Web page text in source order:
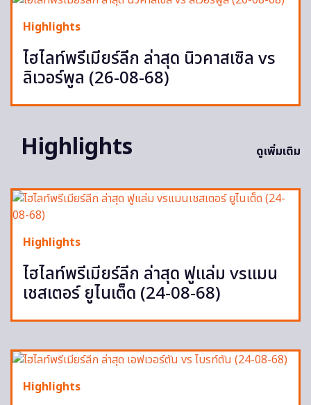
Highlights
ไฮไลท์พรีเมียร์ลีก ล่าสุด นิวคาสเซิล vs
ลิเวอร์พูล (26-08-68)
Highlights ดูเพิ่มเติม
Highlights
ไฮไลท์พรีเมียร์ลีก ล่าสุด ฟูแล่ม vsแมน
เชสเตอร์ ยูไนเต็ด (24-08-68)
Highlights